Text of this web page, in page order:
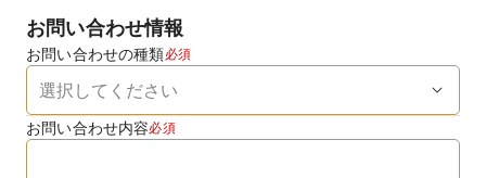
お問い合わせ情報
お問い合わせの種類必須
お問い合わせ内容必須